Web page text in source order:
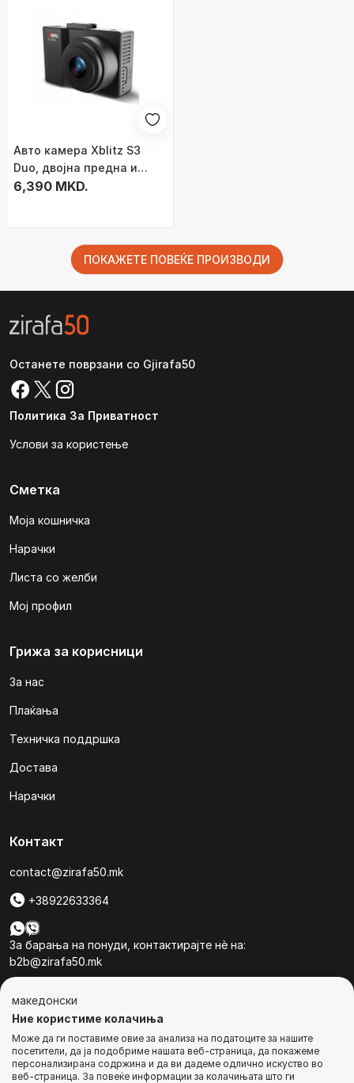
Авто камера Xblitz S3
Duo, двојна предна и
задна, Full HD, црна
6,390 MKD.
ПОКАЖЕТЕ ПОВЕЌЕ ПРОИЗВОДИ
Останете поврзани со Gjirafa50
Политика За Приватност
Услови за користење
Сметка
Моја кошничка
Нарачки
Листа со желби
Мој профил
Грижа за корисници
За нас
Плаќања
Техничка поддршка
Достава
Нарачки
Контакт
contact@zirafa50.mk
+38922633364
За барања на понуди, контактирајте нѐ на:
b2b@zirafa50.mk
македонски
Ние користиме колачиња
Може да ги поставиме овие за анализа на податоците за нашите
посетители, да ја подобриме нашата веб-страница, да покажеме
персонализирана содржина и да ви дадеме одлично искуство во
веб-страница. За повеќе информации за колачињата што ги